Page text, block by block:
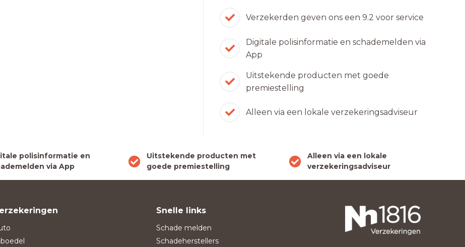
Verzekerden geven ons een 9.2 voor service
Digitale polisinformatie en schademelden via
App
Uitstekende producten met goede
premiestelling
Alleen via een lokale verzekeringsadviseur
polisinformatie en
via App
Uitstekende producten met
goede premiestelling
Alleen via een lokale
verzekeringsadviseur
Snelle links
Schade melden
Schadeherstellers